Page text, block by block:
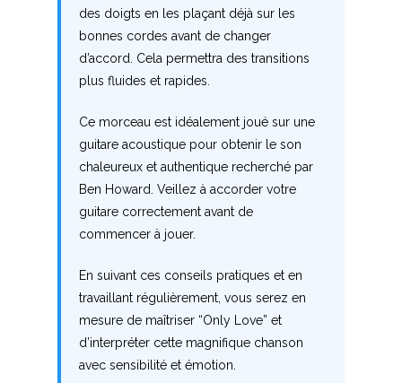
des doigts en les plaçant déjà sur les
bonnes cordes avant de changer
d’accord. Cela permettra des transitions
plus fluides et rapides.
Ce morceau est idéalement joué sur une
guitare acoustique pour obtenir le son
chaleureux et authentique recherché par
Ben Howard. Veillez à accorder votre
guitare correctement avant de
commencer à jouer.
En suivant ces conseils pratiques et en
travaillant régulièrement, vous serez en
mesure de maîtriser “Only Love” et
d’interpréter cette magnifique chanson
avec sensibilité et émotion.
S
T
V
W
X
Z
Nouvelles tabs